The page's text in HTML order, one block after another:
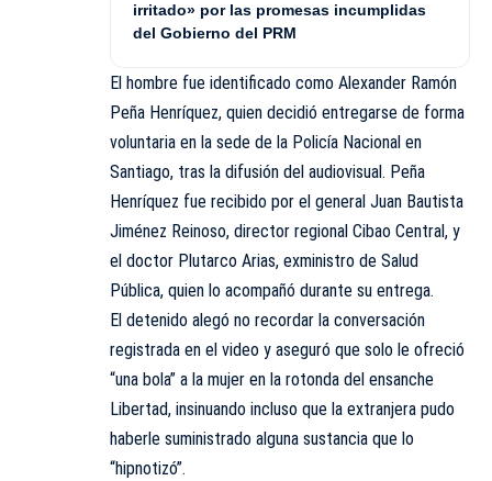
irritado» por las promesas incumplidas
del Gobierno del PRM
El hombre fue identificado como Alexander Ramón
Peña Henríquez, quien decidió entregarse de forma
voluntaria en la sede de la Policía Nacional en
Santiago, tras la difusión del audiovisual. Peña
Henríquez fue recibido por el general Juan Bautista
Jiménez Reinoso, director regional Cibao Central, y
el doctor Plutarco Arias, exministro de Salud
Pública, quien lo acompañó durante su entrega.
El detenido alegó no recordar la conversación
registrada en el video y aseguró que solo le ofreció
“una bola” a la mujer en la rotonda del ensanche
Libertad, insinuando incluso que la extranjera pudo
haberle suministrado alguna sustancia que lo
“hipnotizó”.